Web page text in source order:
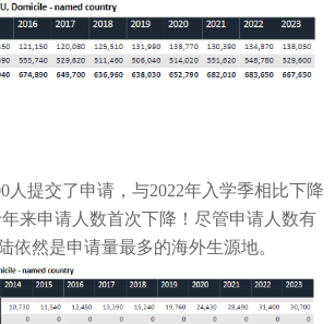
人提交了申请，与2022年入学季相比下降
来申请人数首次下降！尽管申请人数有
依然是申请量最多的海外生源地。